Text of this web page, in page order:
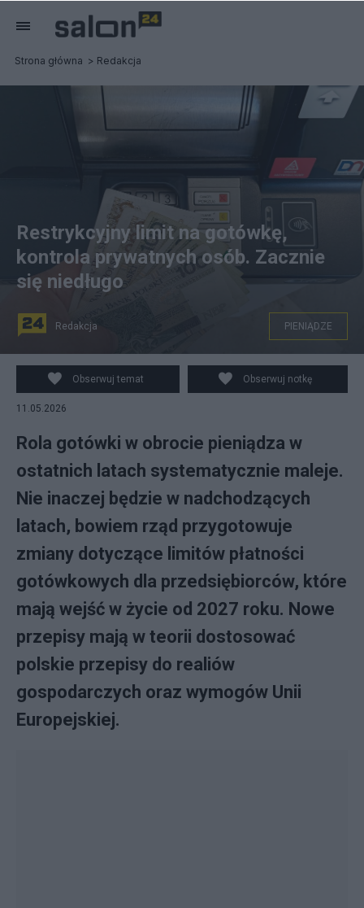
Strona główna Redakcja
Restrykcyjny limit na gotówkę,
kontrola prywatnych osób. Zacznie
się niedługo
Redakcja PIENIĄDZE
Obserwuj temat Obserwuj notkę
11.05.2026
Rola gotówki w obrocie pieniądza w
ostatnich latach systematycznie maleje.
Nie inaczej będzie w nadchodzących
latach, bowiem rząd przygotowuje
zmiany dotyczące limitów płatności
gotówkowych dla przedsiębiorców, które
mają wejść w życie od 2027 roku. Nowe
przepisy mają w teorii dostosować
polskie przepisy do realiów
gospodarczych oraz wymogów Unii
Europejskiej.